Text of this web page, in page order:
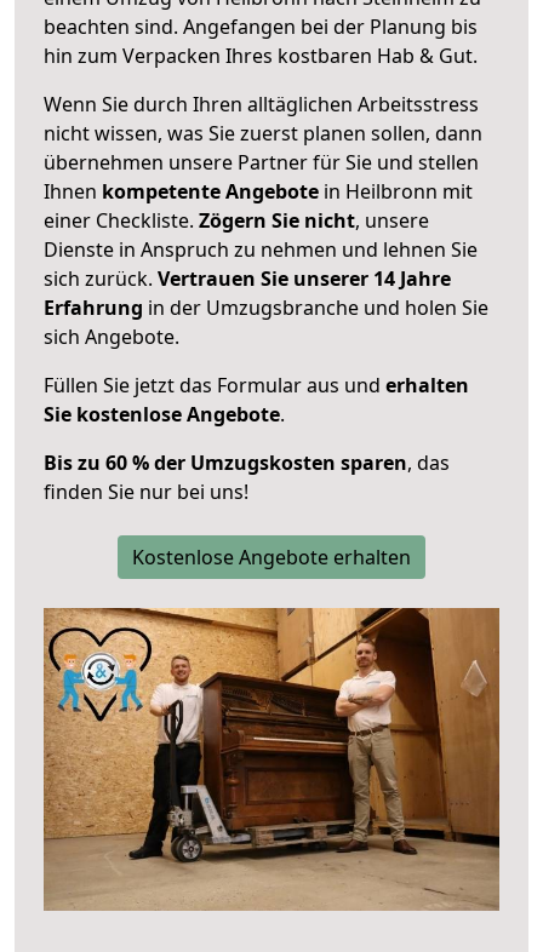
beachten sind. Angefangen bei der Planung bis
hin zum Verpacken Ihres kostbaren Hab & Gut.
Wenn Sie durch Ihren alltäglichen Arbeitsstress
nicht wissen, was Sie zuerst planen sollen, dann
übernehmen unsere Partner für Sie und stellen
Ihnen kompetente Angebote in Heilbronn mit
einer Checkliste. Zögern Sie nicht, unsere
Dienste in Anspruch zu nehmen und lehnen Sie
sich zurück. Vertrauen Sie unserer 14 Jahre
Erfahrung in der Umzugsbranche und holen Sie
sich Angebote.
Füllen Sie jetzt das Formular aus und erhalten
Sie kostenlose Angebote.
Bis zu 60 % der Umzugskosten sparen, das
finden Sie nur bei uns!
Kostenlose Angebote erhalten